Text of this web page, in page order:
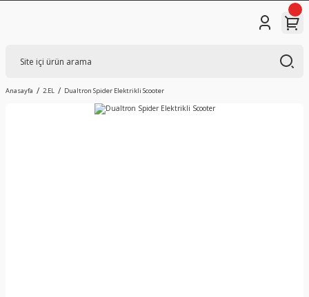
Anasayfa 2.EL Dualtron Spider Elektrikli Scooter